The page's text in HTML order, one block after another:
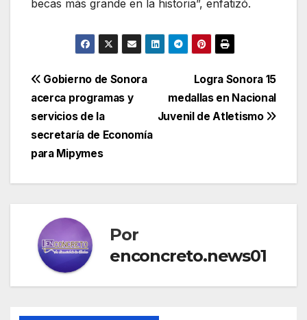
becas más grande en la historia”, enfatizó.
Navegación
de
entradas
Logra Sonora 15
medallas en Nacional
Juvenil de Atletismo
Gobierno de Sonora
acerca programas y
servicios de la
secretaría de Economía
para Mipymes
Por
enconcreto.news01